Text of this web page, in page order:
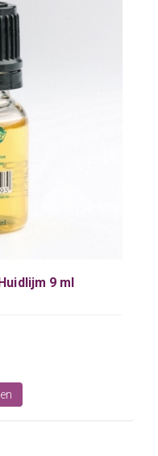
9 ml